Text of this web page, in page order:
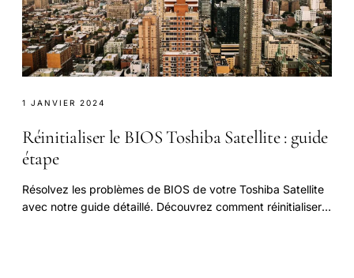
1 JANVIER 2024
Réinitialiser le BIOS Toshiba Satellite : guide
étape
Résolvez les problèmes de BIOS de votre Toshiba Satellite
avec notre guide détaillé. Découvrez comment réinitialiser